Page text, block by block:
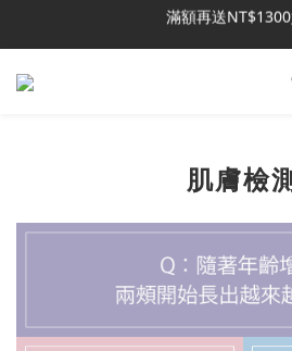
新客推薦｜送NT$300
滿額再送
肌膚檢